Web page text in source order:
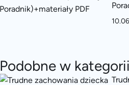
Podobne w kategorii